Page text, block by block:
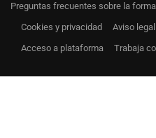
Preguntas frecuentes sobre la
Cookies y privacidad
Aviso legal
Acceso a plataforma
Trabaja